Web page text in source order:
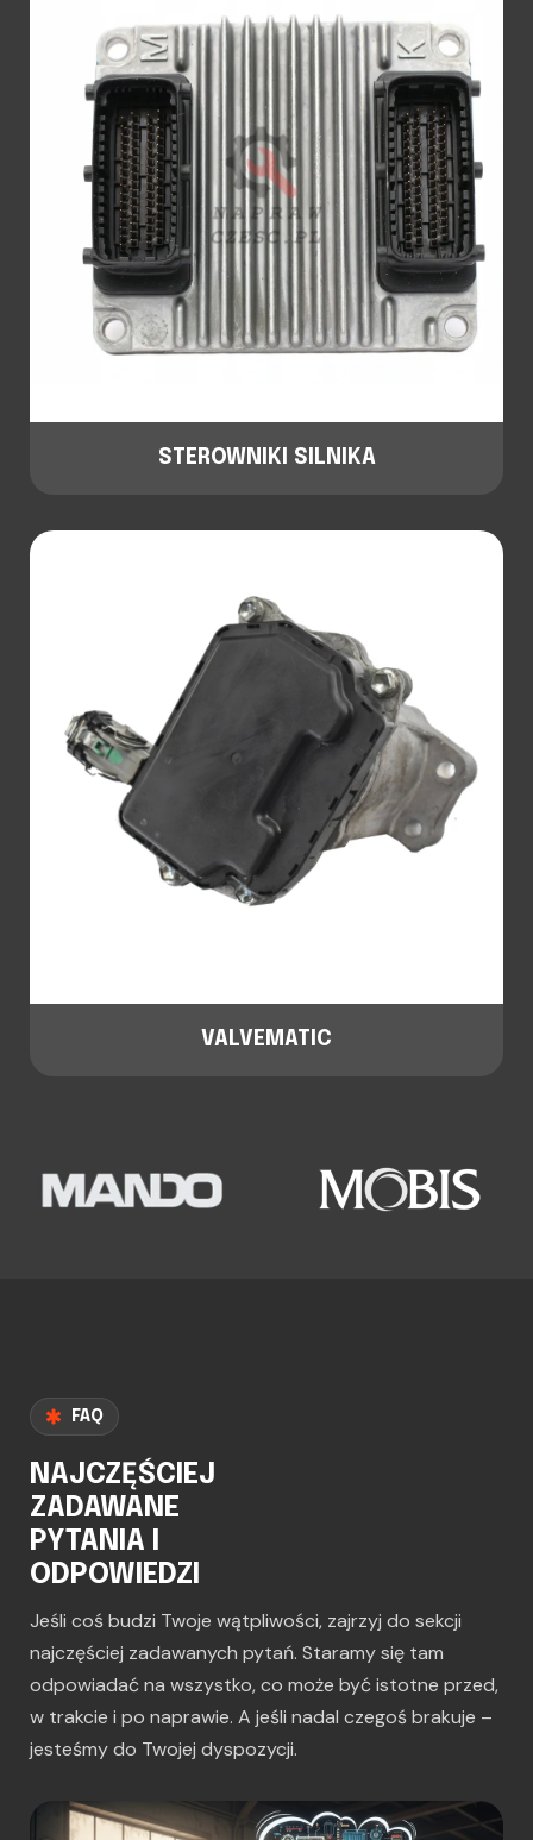
STEROWNIKI SILNIKA
VALVEMATIC
FAQ
NAJCZĘŚCIEJ
ZADAWANE
PYTANIA I
ODPOWIEDZI
Jeśli coś budzi Twoje wątpliwości, zajrzyj do sekcji
najczęściej zadawanych pytań. Staramy się tam
odpowiadać na wszystko, co może być istotne przed,
w trakcie i po naprawie. A jeśli nadal czegoś brakuje –
jesteśmy do Twojej dyspozycji.